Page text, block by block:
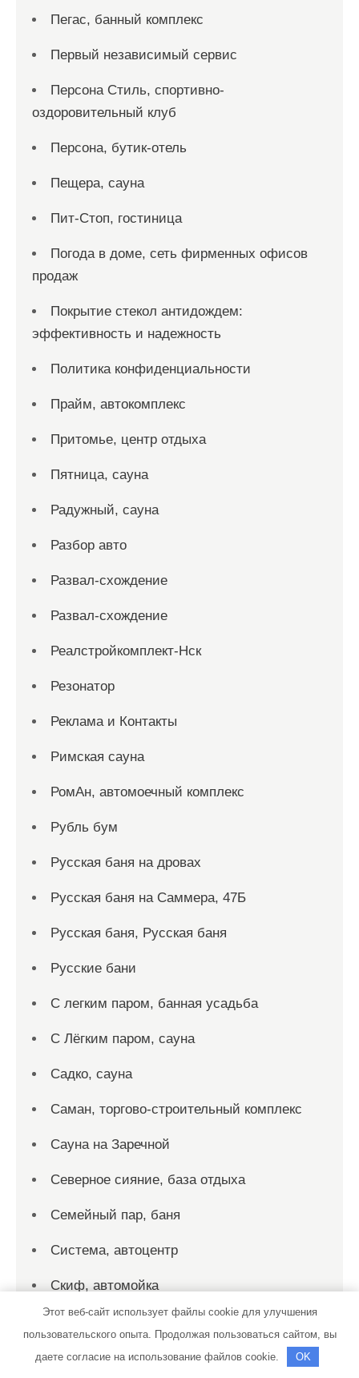
Пегас, банный комплекс
Первый независимый сервис
Персона Стиль, спортивно-
оздоровительный клуб
Персона, бутик-отель
Пещера, сауна
Пит-Стоп, гостиница
Погода в доме, сеть фирменных офисов
продаж
Покрытие стекол антидождем:
эффективность и надежность
Политика конфиденциальности
Прайм, автокомплекс
Притомье, центр отдыха
Пятница, сауна
Радужный, сауна
Разбор авто
Развал-схождение
Развал-схождение
Реалстройкомплект-Нск
Резонатор
Реклама и Контакты
Римская сауна
РомАн, автомоечный комплекс
Рубль бум
Русская баня на дровах
Русская баня на Саммера, 47Б
Русская баня, Русская баня
Русские бани
С легким паром, банная усадьба
С Лёгким паром, сауна
Садко, сауна
Саман, торгово-строительный комплекс
Сауна на Заречной
Северное сияние, база отдыха
Семейный пар, баня
Система, автоцентр
Скиф, автомойка
Соната, автотехцентр
Соната, автотехцентр
Этот веб-сайт использует файлы cookie для улучшения
пользовательского опыта. Продолжая пользоваться сайтом, вы
даете согласие на использование файлов cookie.
OK